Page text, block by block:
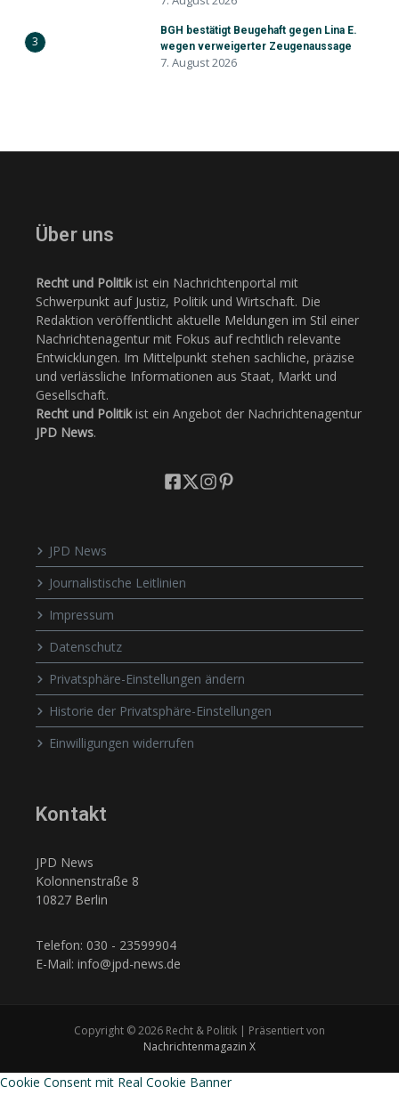
3
BGH bestätigt Beugehaft gegen Lina E.
wegen verweigerter Zeugenaussage
7. August 2026
Über uns
Recht und Politikist ein Nachrichtenportal mit
Schwerpunkt auf Justiz, Politik und Wirtschaft. Die
Redaktion veröffentlicht aktuelle Meldungen im Stil einer
Nachrichtenagentur mit Fokus auf rechtlich relevante
Entwicklungen. Im Mittelpunkt stehen sachliche, präzise
und verlässliche Informationen aus Staat, Markt und
Gesellschaft.
Recht und Politikist ein Angebot der Nachrichtenagentur
JPD News.
JPD News
Journalistische Leitlinien
Impressum
Datenschutz
Privatsphäre-Einstellungen ändern
Historie der Privatsphäre-Einstellungen
Einwilligungen widerrufen
Kontakt
JPD News
Kolonnenstraße 8
10827 Berlin
Telefon: 030 - 23599904
E-Mail: info@jpd-news.de
Copyright © 2026 Recht & Politik | Präsentiert von
Nachrichtenmagazin X
Cookie Consent mit Real Cookie Banner